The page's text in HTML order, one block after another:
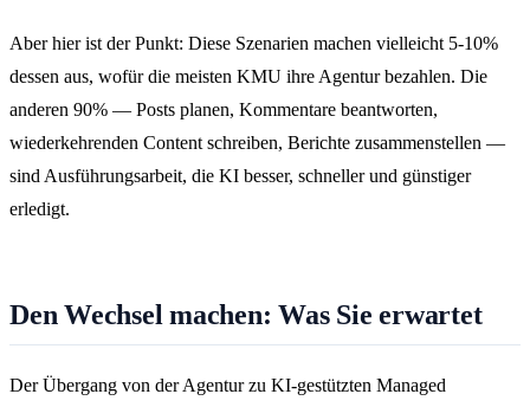
Aber hier ist der Punkt: Diese Szenarien machen vielleicht 5-10%
dessen aus, wofür die meisten KMU ihre Agentur bezahlen. Die
anderen 90% — Posts planen, Kommentare beantworten,
wiederkehrenden Content schreiben, Berichte zusammenstellen —
sind Ausführungsarbeit, die KI besser, schneller und günstiger
erledigt.
Den Wechsel machen: Was Sie erwartet
Der Übergang von der Agentur zu KI-gestützten Managed